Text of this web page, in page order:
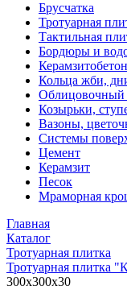
Брусчатка
Тротуарная
Тактильная
Бордюры и
Кольца жби,
Облицовочный
Козырьки,
Вазоны,
Системы
Цемент
Керамзит
Песок
Мраморная
Главная
Каталог
Тротуарная плитка
Тротуарная плитка
300x300x30